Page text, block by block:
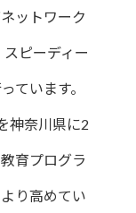
ットワーク
ピーディー
ています。
神奈川県に2
育プログラ
り高めてい